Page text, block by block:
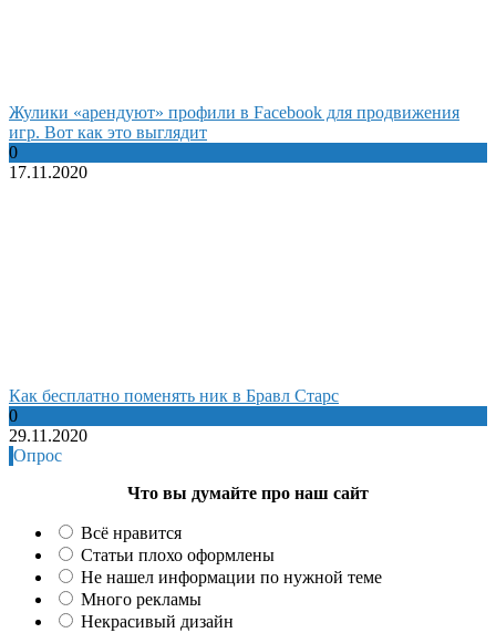
Жулики «арендуют» профили в Facebook для продвижения
игр. Вот как это выглядит
0
17.11.2020
Как бесплатно поменять ник в Бравл Старс
0
29.11.2020
Опрос
Что вы думайте про наш сайт
Всё нравится
Статьи плохо оформлены
Не нашел информации по нужной теме
Много рекламы
Некрасивый дизайн